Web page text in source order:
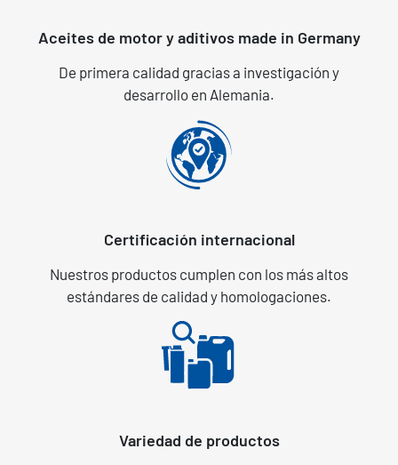
Aceites de motor y aditivos made in Germany
De primera calidad gracias a investigación y
desarrollo en Alemania.
Certificación internacional
Nuestros productos cumplen con los más altos
estándares de calidad y homologaciones.
Variedad de productos